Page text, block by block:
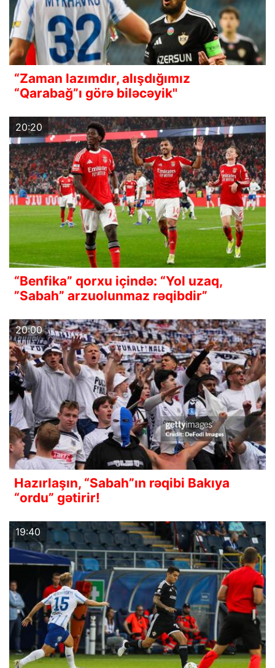
“Zaman lazımdır, alışdığımız
“Qarabağ”ı görə biləcəyik"
20:20
“Benfika” qorxu içində: “Yol uzaq,
”Sabah” arzuolunmaz rəqibdir”
20:00
Hazırlaşın, “Sabah”ın rəqibi Bakıya
“ordu” gətirir!
19:40